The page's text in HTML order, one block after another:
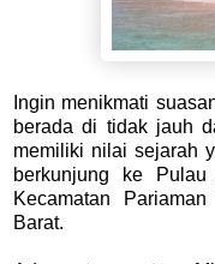
Ingin menikmati
berada di tidak jauh
memiliki nilai sejarah
berkunjung ke
Kecamatan
Barat.